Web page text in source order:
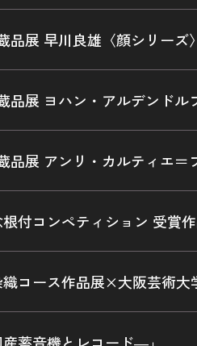
品展 早川良雄〈顔シリーズ
品展 ヨハン・アルデンド
品展 アンリ・カルティエ
付コンペティション 受賞作
コース作品展×大阪芸術大
蓄音機とレコード―」